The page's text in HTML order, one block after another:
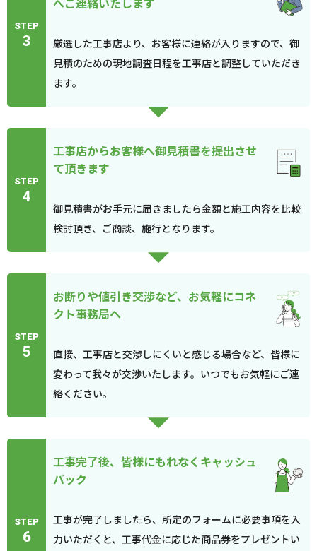
STEP
3
厳選した工事店より、お客様に連絡が入りますので、御
見積のための現地調査日程を工事店と調整していただき
ます。
STEP
4
工事店からお客様へ御見積書を提出させ
て頂きます
御見積書がお手元に届きましたら金額と施工内容を比較
検討頂き、ご商談、施行となります。
STEP
5
お断りや値引き交渉など、お気軽にコネ
クト事務局へ
直接、工事店と交渉しにくいと感じる場合など、皆様に
変わって我々が交渉いたします。いつでもお気軽にご連
絡ください。
STEP
6
工事完了後、皆様にもれなくキャッシュ
バック
工事が完了しましたら、所定のフォームに必要事項を入
力いただくと、工事代金に応じた商品券をプレゼントい